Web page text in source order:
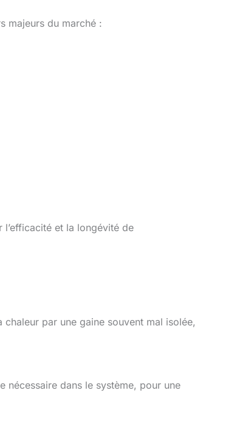
majeurs du marché :
l’efficacité et la longévité de
par une gaine souvent mal isolée,
nécessaire dans le système, pour une